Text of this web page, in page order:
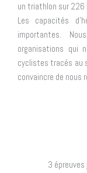
un triathlon sur 226
Les capacités
importantes.
organisations qui
cyclistes tracés au
convaincre de nous
3